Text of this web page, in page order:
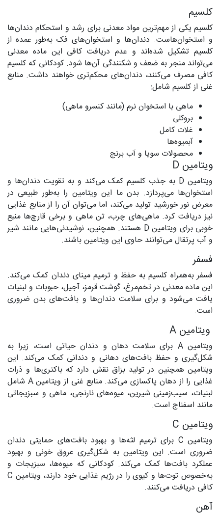
کلسیم
کلسیم یکی از مهم‌ترین مواد معدنی برای رشد و استحکام دندان‌ها
و استخوان‌هاست. دندان‌ها و استخوان‌های فک به‌طور عمده از
کلسیم تشکیل شده‌اند و عدم دریافت کافی این ماده معدنی
می‌تواند منجر به ضعف و شکنندگی آن‌ها شود. کودکانی که کلسیم
کافی مصرف می‌کنند، دندان‌های محکم‌تری خواهند داشت. منابع
غنی از کلسیم شامل:
ماهی با استخوان نرم (مانند کنسرو ماهی)
بروکلی
غلات کامل
آبمیوه‌ها
محصولات سویا و آب برنج
ویتامین D
ویتامین D به جذب کلسیم کمک می‌کند و به تقویت دندان‌ها و
استخوان‌ها می‌پردازد. بدن ما این ویتامین را به‌طور طبیعی در
معرض نور خورشید تولید می‌کند، اما می‌توان آن را از منابع غذایی
نیز دریافت کرد. ماهی‌های چرب، تن ماهی و برخی قارچ‌ها منبع
خوبی برای ویتامین D هستند. همچنین، نوشیدنی‌هایی مانند شیر
و آب پرتقال می‌توانند حاوی این ویتامین باشند.
فسفر
فسفر به‌همراه کلسیم به حفظ و ترمیم مینای دندان کمک می‌کند.
این ماده معدنی در تخم‌مرغ، گوشت قرمز، آجیل، حبوبات و لبنیات
یافت می‌شود و برای سلامت دندان‌ها و بافت‌های بدن ضروری
است.
ویتامین A
ویتامین A برای سلامت دهان و دندان حیاتی است، زیرا به
شکل‌گیری و حفظ بافت‌های دهانی و دندانی کمک می‌کند. این
ویتامین همچنین در تولید بزاق نقش دارد که باکتری‌ها و ذرات
غذایی را از دهان پاکسازی می‌کند. منابع غنی از ویتامین A شامل
لبنیات، سیب‌زمینی شیرین، میوه‌های نارنجی، ماهی و سبزیجاتی
مانند اسفناج است.
ویتامین C
ویتامین C برای ترمیم لثه‌ها و بهبود بافت‌های حمایتی دندان
ضروری است. این ویتامین به شکل‌گیری عروق خونی و بهبود
عملکرد بافت‌ها کمک می‌کند. کودکانی که میوه‌ها، سبزیجات و
به‌خصوص توت‌ها و کیوی را در رژیم غذایی خود دارند، ویتامین C
کافی دریافت می‌کنند.
آهن